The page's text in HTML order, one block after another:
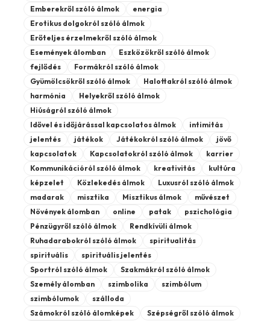
Emberekről szóló álmok
energia
Erotikus dolgokról szóló álmok
Erőteljes érzelmekről szóló álmok
Események álomban
Eszközökről szóló álmok
fejlődés
Formákról szóló álmok
Gyümölcsökről szóló álmok
Halottakról szóló álmok
harmónia
Helyekről szóló álmok
Hiúságról szóló álmok
Idővel és időjárással kapcsolatos álmok
intimitás
jelentés
játékok Játékokról szóló álmok
jövő
kapcsolatok
Kapcsolatokról szóló álmok
karrier
Kommunikációról szóló álmok
kreativitás
kultúra
képzelet
Közlekedés álmok
Luxusról szóló álmok
madarak
misztika Misztikus álmok
művészet
Növények álomban
online patak
pszichológia
Pénzügyről szóló álmok
Rendkívüli álmok
Ruhadarabokról szóló álmok
spiritualitás
spirituális
spirituális jelentés
Sportról szóló álmok
Szakmákról szóló álmok
Személy álomban
szimbolika
szimbólum
szimbólumok
szálloda
Számokról szóló álomképek
Szépségről szóló álmok